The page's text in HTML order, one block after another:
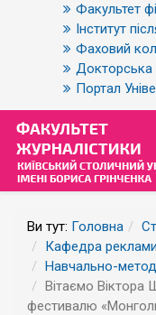
Факультет
Інститут
Фаховий
Портал
Ви тут: Головна
Кафедра реклами
Навчально-
Вітаємо Віктора
фестивалю